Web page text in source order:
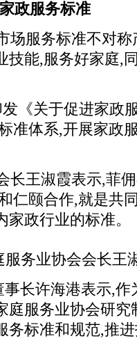
政服务标准
场服务标准不对
技能,服务好家庭,
发《关于促进家政
准体系,开展家政
长王淑霞表示,菲
仁颐合作,就是共
政行业的标准。
服务业协会会长王
长许海港表示,作
庭服务业协会研究
务标准和规范,推